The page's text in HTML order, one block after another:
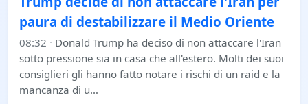
paura di destabilizzare il Medio Oriente
08:32 · Donald Trump ha deciso di non attaccare l'Iran
sotto pressione sia in casa che all'estero. Molti dei suoi
consiglieri gli hanno fatto notare i rischi di un raid e la
mancanza di u…